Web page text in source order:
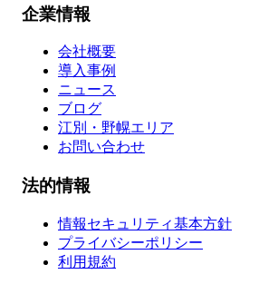
企業情報
会社概要
導入事例
ニュース
ブログ
江別・野幌エリア
お問い合わせ
法的情報
情報セキュリティ基本方針
プライバシーポリシー
利用規約